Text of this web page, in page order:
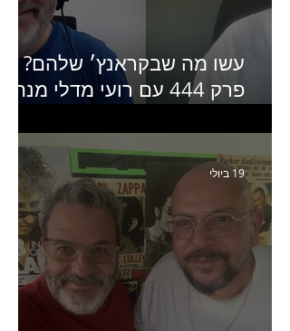
עשו מה שבקראנץ׳ שלהם?
פרק 444 עם רועי מדלי מנהל
האחרון של קראנץ׳
19 ביולי